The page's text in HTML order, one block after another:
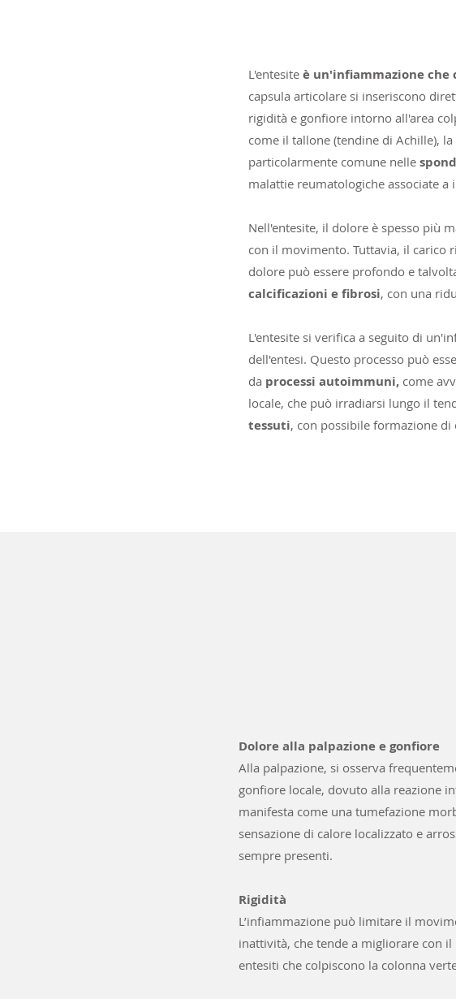
L'entesite è un'infiammazione che
capsula articolare si inseriscono
rigidità e gonfiore intorno all'area
come il tallone (tendine di Achille),
particolarmente comune nelle
malattie reumatologiche associate
Nell'entesite, il dolore è spesso più
con il movimento. Tuttavia, il carico
dolore può essere profondo e
calcificazioni e fibrosi, con una
L'entesite si verifica a seguito di
dell'entesi. Questo processo può
da processi autoimmuni, come
locale, che può irradiarsi lungo il
tessuti, con possibile formazione di
Dolore alla palpazione e gonfiore
Alla palpazione, si osserva
gonfiore locale, dovuto alla reazione
manifesta come una tumefazione
sensazione di calore localizzato e
sempre presenti.
Rigidità
L’infiammazione può limitare il
inattività, che tende a migliorare con
entesiti che colpiscono la colonna